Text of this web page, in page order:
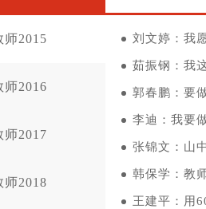
师2015
师2016
师2017
师2018
刘文婷：我
茹振钢：我
郭春鹏：要
李迪：我要
张锦文：山
韩保学：教
王建平：用